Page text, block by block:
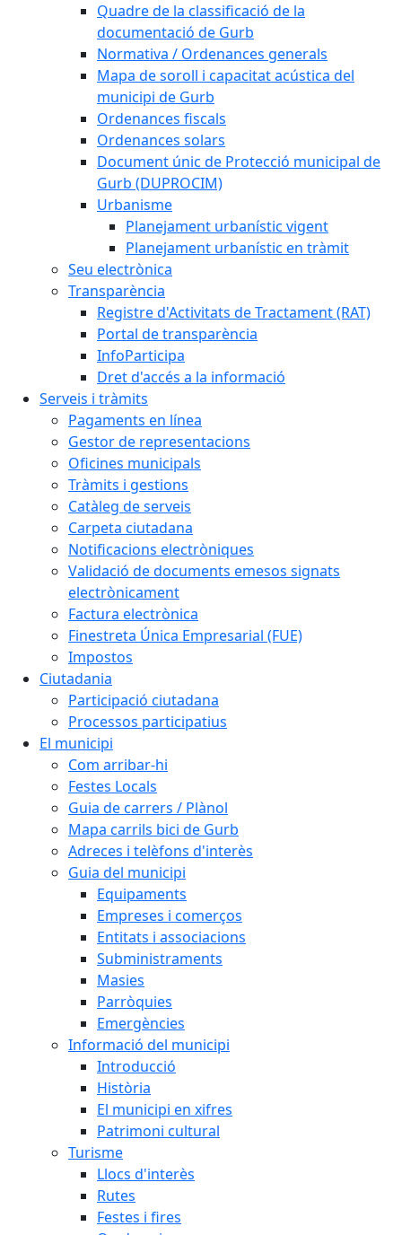
Quadre de la classificació de la
documentació de Gurb
Normativa / Ordenances generals
Mapa de soroll i capacitat acústica del
municipi de Gurb
Ordenances fiscals
Ordenances solars
Document únic de Protecció municipal de
Gurb (DUPROCIM)
Urbanisme
Planejament urbanístic vigent
Planejament urbanístic en tràmit
Seu electrònica
Transparència
Registre d'Activitats de Tractament (RAT)
Portal de transparència
InfoParticipa
Dret d'accés a la informació
Serveis i tràmits
Pagaments en línea
Gestor de representacions
Oficines municipals
Tràmits i gestions
Catàleg de serveis
Carpeta ciutadana
Notificacions electròniques
Validació de documents emesos signats
electrònicament
Factura electrònica
Finestreta Única Empresarial (FUE)
Impostos
Ciutadania
Participació ciutadana
Processos participatius
El municipi
Com arribar-hi
Festes Locals
Guia de carrers / Plànol
Mapa carrils bici de Gurb
Adreces i telèfons d'interès
Guia del municipi
Equipaments
Empreses i comerços
Entitats i associacions
Subministraments
Masies
Parròquies
Emergències
Informació del municipi
Introducció
Història
El municipi en xifres
Patrimoni cultural
Turisme
Llocs d'interès
Rutes
Festes i fires